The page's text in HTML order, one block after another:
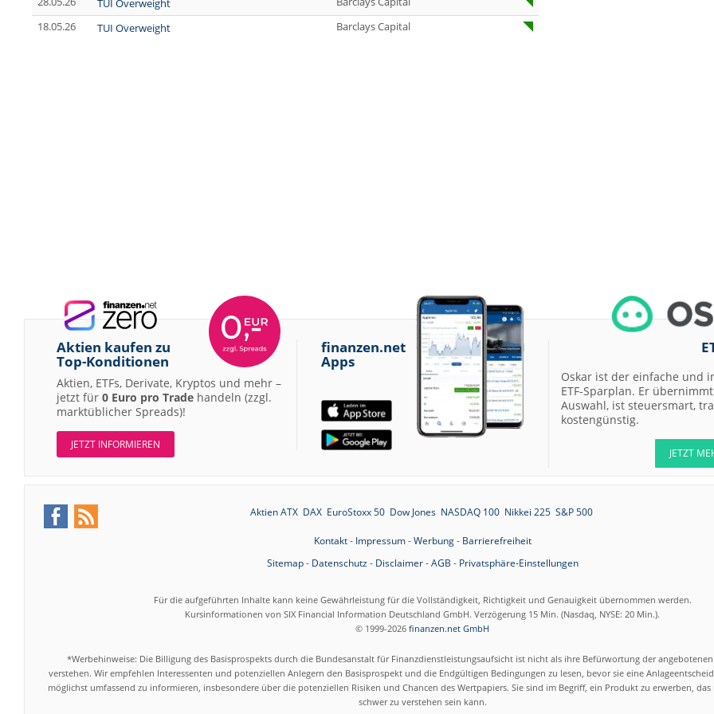
TUI Overweight
18.05.26
TUI Overweight Barclays Capital
07.08.26
Scout24 Kaufen
07.08.26
Merck Market-
Perform
Perform
07.08.26
Daimler Truck Buy
07.08.26
Münchener
Aktien kaufen zu
Top-Konditionen
Aktien, ETFs, Derivate, Kryptos und mehr –
jetzt für 0 Euro pro Trade handeln (zzgl.
marktüblicher Spreads)!
JETZT INFORMIEREN
finanzen.net
Apps
Oskar ist der einfache und
ETF-Sparplan. Er übernimmt
Auswahl, ist steuersmart,
kostengünstig.
JETZT
Aktien ATX DAX EuroStoxx 50 Dow Jones NASDAQ 100 Nikkei 225 S&P 500
Kontakt- Impressum-Werbung- Barrierefreiheit
Sitemap- Datenschutz- Disclaimer-AGB - Privatsphäre-Einstellungen
Für die aufgeführten Inhalte kann keine Gewährleistung für die Vollständigkeit, Richtigkeit und Genauigkeit übernommen werden.
Kursinformationen von SIX Financial Information Deutschland GmbH. Verzögerung 15 Min. (Nasdaq, NYSE: 20 Min.).
© 1999-2026 finanzen.net GmbH
*Werbehinweise: Die Billigung des Basisprospekts durch die Bundesanstalt für Finanzdienstleistungsaufsicht ist nicht als ihre Befürwortung der
verstehen. Wir empfehlen Interessenten und potenziellen Anlegern den Basisprospekt und die Endgültigen Bedingungen zu lesen, bevor sie eine
möglichst umfassend zu informieren, insbesondere über die potenziellen Risiken und Chancen des Wertpapiers. Sie sind im Begriff, ein Produkt zu erwerben,
schwer zu verstehen sein kann.